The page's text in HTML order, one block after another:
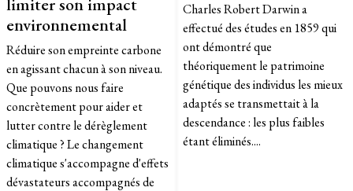
environnemental
Réduire son empreinte carbone
en agissant chacun à son niveau.
Que pouvons nous faire
concrètement pour aider et
lutter contre le dérèglement
climatique ? Le changement
climatique s'accompagne d'effets
dévastateurs accompagnés de
Charles Robert Darwin a
effectué des études en 1859 qui
ont démontré que
théoriquement le patrimoine
génétique des individus les mieux
adaptés se transmettait à la
descendance : les plus faibles
étant éliminés....